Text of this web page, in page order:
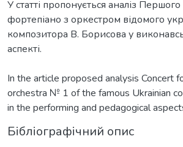
У статті пропонується аналіз
фортепіано з оркестром відомого
композитора В. Борисова у
аспекті.
In the article proposed analysis Concert
orchestra № 1 of the famous Ukrainian
in the performing and pedagogical
Бібліографічний опис